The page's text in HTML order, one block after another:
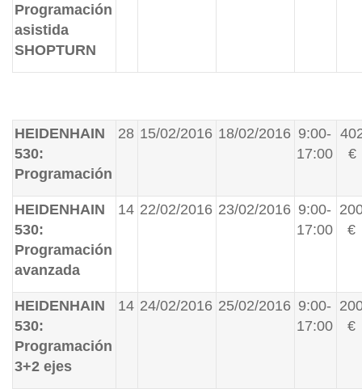
Programación
asistida
SHOPTURN
HEIDENHAIN
530:
Programación
28 15/02/2016 18/02/2016 9:00-
17:00
€
HEIDENHAIN
530:
Programación
avanzada
14 22/02/2016 23/02/2016 9:00-
17:00
€
HEIDENHAIN
530:
Programación
3+2 ejes
14 24/02/2016 25/02/2016 9:00-
17:00
€